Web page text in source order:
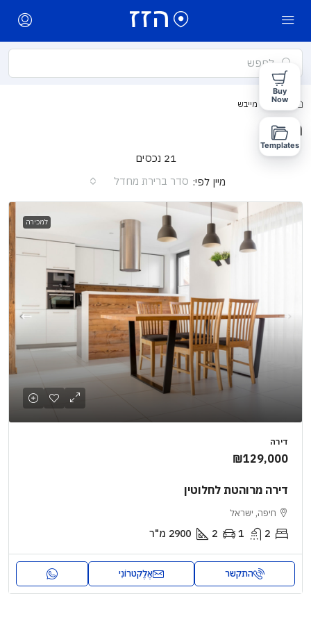
בית מייבש
מייבש
21 נכסים
מיין לפי: סדר ברירת מחדל
למכירה
דירה
₪129,000
דירה מרוהטת לחלוטין
חיפה, ישראל
2
1
2
2900 מ"ר
התקשר אֶלֶקטרוֹנִי
Buy
Now
Templates